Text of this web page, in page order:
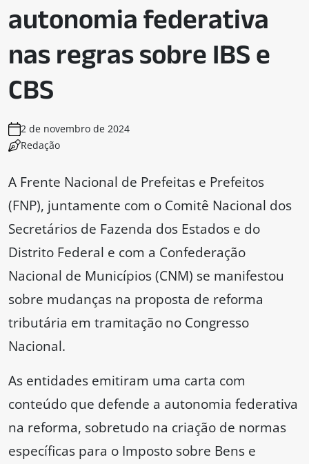
autonomia federativa
nas regras sobre IBS e
CBS
2 de novembro de 2024
Redação
A Frente Nacional de Prefeitas e Prefeitos
(FNP), juntamente com o Comitê Nacional dos
Secretários de Fazenda dos Estados e do
Distrito Federal e com a Confederação
Nacional de Municípios (CNM) se manifestou
sobre mudanças na proposta de reforma
tributária em tramitação no Congresso
Nacional.
As entidades emitiram uma carta com
conteúdo que defende a autonomia federativa
na reforma, sobretudo na criação de normas
específicas para o Imposto sobre Bens e